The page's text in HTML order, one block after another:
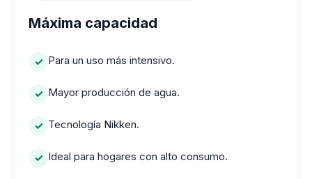
Máxima capacidad
Para un uso más intensivo.
Mayor producción de agua.
Tecnología Nikken.
Ideal para hogares con alto consumo.